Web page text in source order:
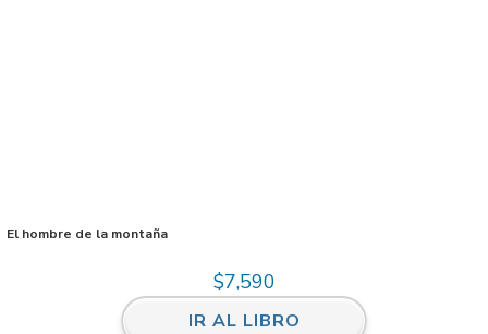
El hombre de la montaña
$7,590
IR AL LIBRO